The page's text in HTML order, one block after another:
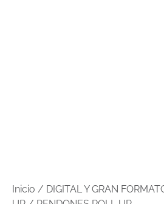
Inicio / DIGITAL Y GRAN